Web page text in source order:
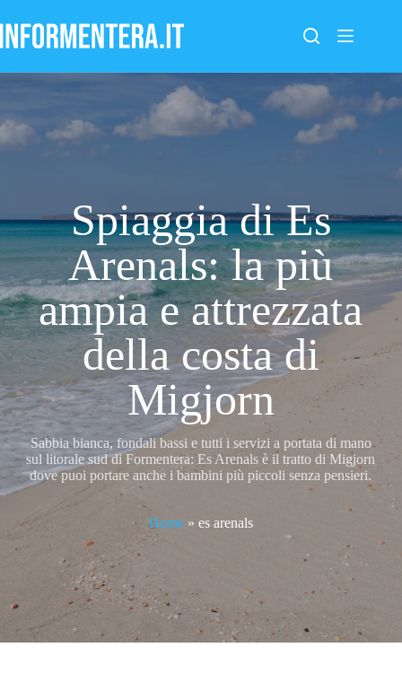
al
contenuto
Spiaggia di Es
Arenals: la più
ampia e attrezzata
della costa di
Migjorn
Sabbia bianca, fondali bassi e tutti i servizi a portata di mano
sul litorale sud di Formentera: Es Arenals è il tratto di Migjorn
dove puoi portare anche i bambini più piccoli senza pensieri.
Home» es arenals